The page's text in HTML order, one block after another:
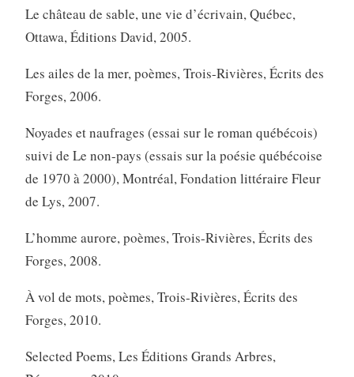
Le château de sable, une vie d’écrivain, Québec,
Ottawa, Éditions David, 2005.
Les ailes de la mer, poèmes, Trois-Rivières, Écrits des
Forges, 2006.
Noyades et naufrages (essai sur le roman québécois)
suivi de Le non-pays (essais sur la poésie québécoise
de 1970 à 2000), Montréal, Fondation littéraire Fleur
de Lys, 2007.
L’homme aurore, poèmes, Trois-Rivières, Écrits des
Forges, 2008.
À vol de mots, poèmes, Trois-Rivières, Écrits des
Forges, 2010.
Selected Poems, Les Éditions Grands Arbres,